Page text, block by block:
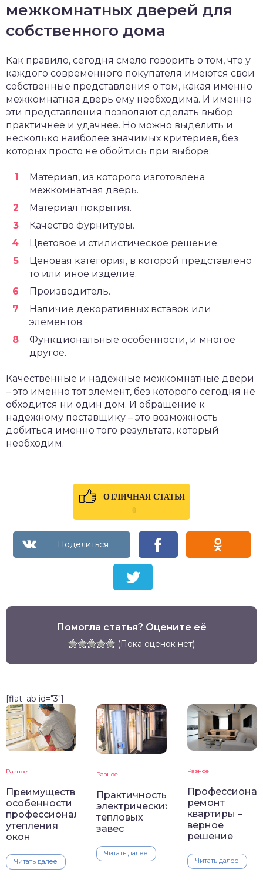
межкомнатных дверей для
собственного дома
Как правило, сегодня смело говорить о том, что у
каждого современного покупателя имеются свои
собственные представления о том, какая именно
межкомнатная дверь ему необходима. И именно
эти представления позволяют сделать выбор
практичнее и удачнее. Но можно выделить и
несколько наиболее значимых критериев, без
которых просто не обойтись при выборе:
Материал, из которого изготовлена
межкомнатная дверь.
Материал покрытия.
Качество фурнитуры.
Цветовое и стилистическое решение.
Ценовая категория, в которой представлено
то или иное изделие.
Производитель.
Наличие декоративных вставок или
элементов.
Функциональные особенности, и многое
другое.
Качественные и надежные межкомнатные двери
– это именно тот элемент, без которого сегодня не
обходится ни один дом. И обращение к
надежному поставщику – это возможность
добиться именно того результата, который
необходим.
ОТЛИЧНАЯ СТАТЬЯ
0
Помогла статья? Оцените её
(Пока оценок нет)
[flat_ab id="3"]
Разное
Преимущественные
особенности
профессионального
утепления
окон
Читать далее
Разное
Практичность
электрических
тепловых
завес
Читать далее
Разное
ремонт
квартиры –
верное
решение
Читать далее